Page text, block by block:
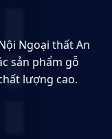
Ngoại thất An
sản phẩm gỗ
lượng cao.